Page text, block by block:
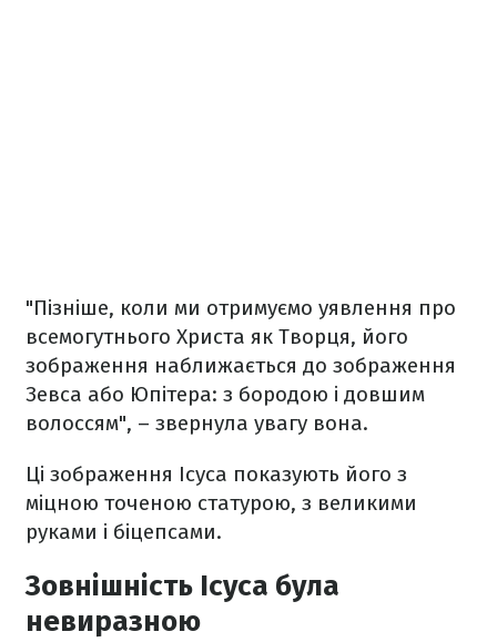
"Пізніше, коли ми отримуємо уявлення про
всемогутнього Христа як Творця, його
зображення наближається до зображення
Зевса або Юпітера: з бородою і довшим
волоссям", – звернула увагу вона.
Ці зображення Ісуса показують його з
міцною точеною статурою, з великими
руками і біцепсами.
Зовнішність Ісуса була
невиразною